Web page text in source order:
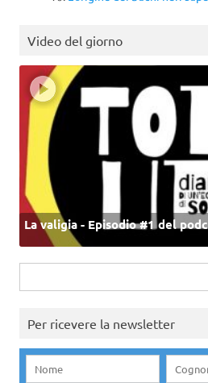
Video del giorno
La valigia - Episodio #1 del
per:
Per ricevere la newsletter